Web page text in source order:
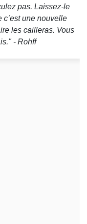
pas. Laissez-le
c’est une nouvelle
les cailleras. Vous
- Rohff